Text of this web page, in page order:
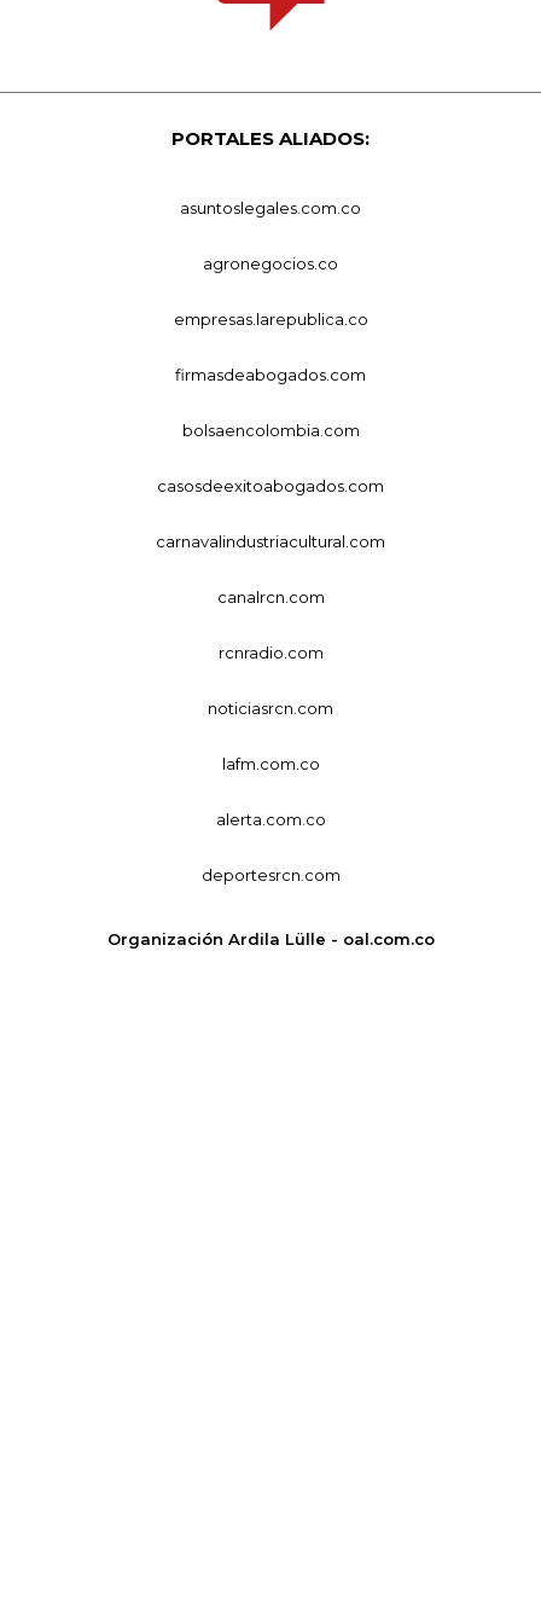
PORTALES ALIADOS:
asuntoslegales.com.co
agronegocios.co
empresas.larepublica.co
firmasdeabogados.com
bolsaencolombia.com
casosdeexitoabogados.com
carnavalindustriacultural.com
canalrcn.com
rcnradio.com
noticiasrcn.com
lafm.com.co
alerta.com.co
deportesrcn.com
Organización Ardila Lülle - oal.com.co